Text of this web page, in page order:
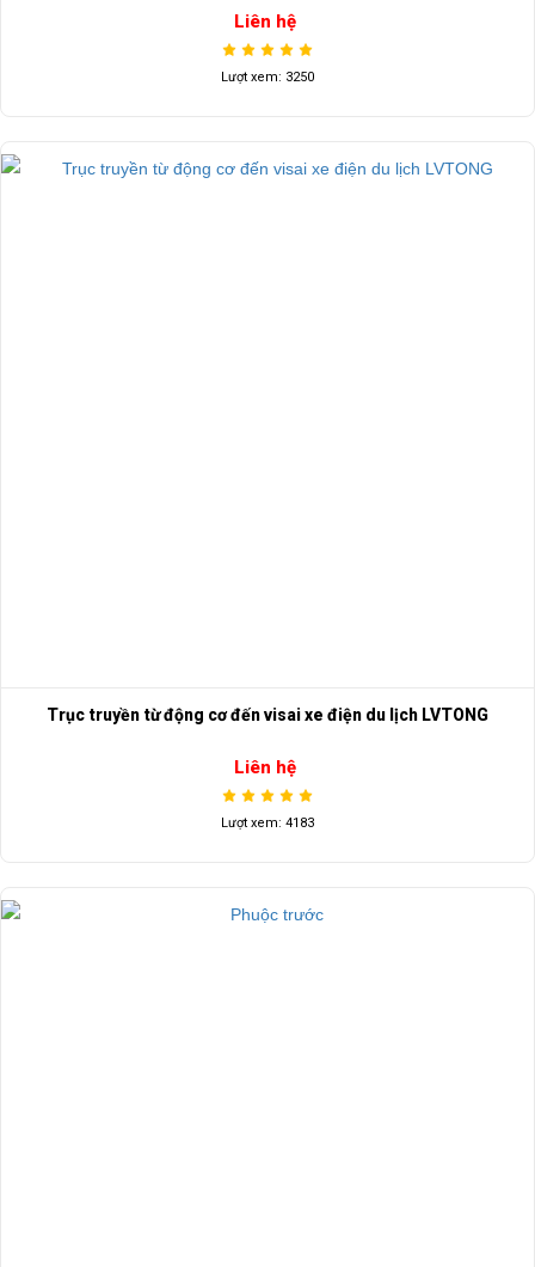
Liên hệ
Lượt xem: 3250
Trục truyền từ động cơ đến visai xe điện du lịch LVTONG
Liên hệ
Lượt xem: 4183